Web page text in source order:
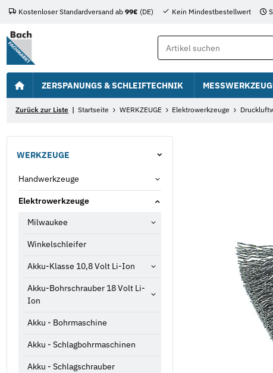
Kostenloser Standardversand ab 99€ (DE) Kein Mindestbestellwert
ZERSPANUNGS & SCHLEIFTECHNIK
Zurück zur Liste Startseite WERKZEUGE Elektrowerkzeuge
WERKZEUGE
Handwerkzeuge
Elektrowerkzeuge
Milwaukee
Winkelschleifer
Akku-Klasse 10,8 Volt Li-Ion
Akku-Bohrschrauber 18 Volt Li-
Ion
Akku - Bohrmaschine
Akku - Schlagbohrmaschinen
Akku - Schlagschrauber